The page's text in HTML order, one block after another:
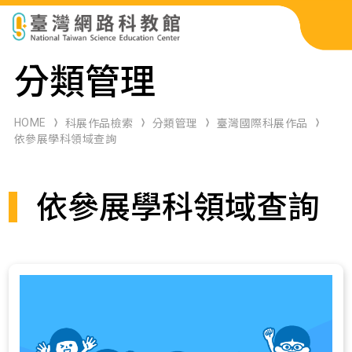
科展作品檢索
科學研習月刊
關於本站 網站導覽
分類管理
HOME 科展作品檢索 分類管理
臺灣國際科展作品
依參展學科領域查詢
依參展學科領域查詢